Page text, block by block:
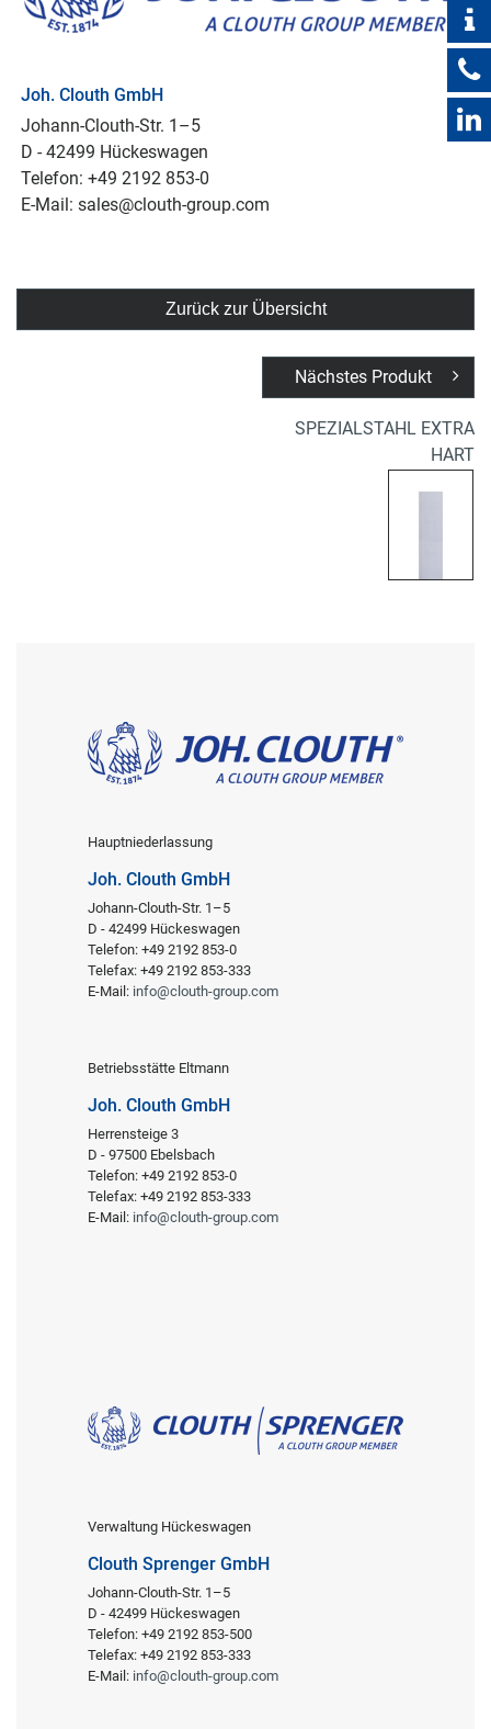
Joh. Clouth GmbH
Johann-Clouth-Str. 1–5
D - 42499 Hückeswagen
Telefon: +49 2192 853-0
E-Mail: sales@clouth-group.com
Zurück zur Übersicht
Nächstes Produkt
SPEZIALSTAHL EXTRA
HART
Hauptniederlassung
Joh. Clouth GmbH
Johann-Clouth-Str. 1–5
D - 42499 Hückeswagen
Telefon: +49 2192 853-0
Telefax: +49 2192 853-333
E-Mail: info@clouth-group.com
Betriebsstätte Eltmann
Joh. Clouth GmbH
Herrensteige 3
D - 97500 Ebelsbach
Telefon: +49 2192 853-0
Telefax: +49 2192 853-333
E-Mail: info@clouth-group.com
Verwaltung Hückeswagen
Clouth Sprenger GmbH
Johann-Clouth-Str. 1–5
D - 42499 Hückeswagen
Telefon: +49 2192 853-500
Telefax: +49 2192 853-333
E-Mail: info@clouth-group.com